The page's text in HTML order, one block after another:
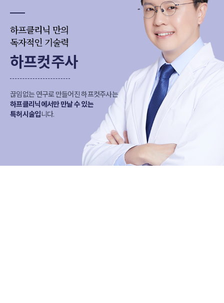
하프클리닉 만의
독자적인 기술력
하프컷주사
끊임없는 연구로 만들어진 하프컷주사는
하프클리닉에서만 만날 수 있는
특허시술입니다.